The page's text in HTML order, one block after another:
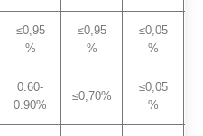
≤0,95
%
≤0,95
%
≤0,05
%
0.60-
0.90%
≤0,70%
≤0,05
%